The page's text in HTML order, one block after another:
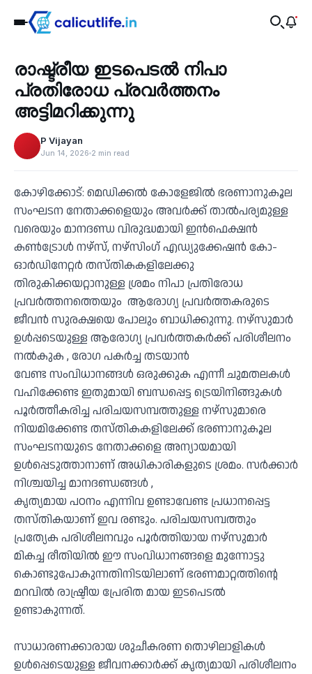
‹
Health
രാഷ്ട്രീയ ഇടപെടൽ നിപാ
പ്രതിരോധ പ്രവർത്തനം
അട്ടിമറിക്കുന്നു
P Vijayan
Jun 14, 2026 2 min read
കോഴിക്കോട്: മെഡിക്കൽ കോളേജിൽ ഭരണാനുകൂല
സംഘടന നേതാക്കളെയും അവർക്ക് താൽപര്യമുള്ള
വരെയും മാനദണ്ഡ വിരുദ്ധമായി ഇൻഫെക്ഷൻ
കൺട്രോൾ നഴ്സ്, നഴ്സിംഗ് എഡ്യുക്കേഷൻ കോ-
ഓർഡിനേറ്റർ തസ്തികകളിലേക്കു
തിരുകിക്കയറ്റാനുള്ള ശ്രമം നിപാ പ്രതിരോധ
പ്രവർത്തനത്തെയും ആരോഗ്യ പ്രവർത്തകരുടെ
ജീവൻ സുരക്ഷയെ പോലും ബാധിക്കുന്നു. നഴ്സുമാർ
ഉൾപ്പടെയുള്ള ആരോഗ്യ പ്രവർത്തകർക്ക് പരിശീലനം
നൽകുക , രോഗ പകർച്ച തടയാൻ
വേണ്ട സംവിധാനങ്ങൾ ഒരുക്കുക എന്നീ ചുമതലകൾ
വഹിക്കേണ്ട ഇതുമായി ബന്ധപ്പെട്ട ട്രെയിനിങ്ങുകൾ
പൂർത്തീകരിച്ച പരിചയസമ്പത്തുള്ള നഴ്സുമാരെ
നിയമിക്കേണ്ട തസ്തികകളിലേക്ക് ഭരണാനുകൂല
സംഘടനയുടെ നേതാക്കളെ അന്യായമായി
ഉൾപ്പെടുത്താനാണ് അധികാരികളുടെ ശ്രമം. സർക്കാർ
നിശ്ചയിച്ച മാനദണ്ഡങ്ങൾ ,
കൃത്യമായ പഠനം എന്നിവ ഉണ്ടാവേണ്ട പ്രധാനപ്പെട്ട
തസ്തികയാണ് ഇവ രണ്ടും. പരിചയസമ്പത്തും
പ്രത്യേക പരിശീലനവും പൂർത്തിയായ നഴ്സുമാർ
മികച്ച രീതിയിൽ ഈ സംവിധാനങ്ങളെ മുന്നോട്ടു
കൊണ്ടുപോകുന്നതിനിടയിലാണ് ഭരണമാറ്റത്തിന്റെ
മറവിൽ രാഷ്ട്രീയ പ്രേരിത മായ ഇടപെടൽ
ഉണ്ടാകുന്നത്.
സാധാരണക്കാരായ ശുചീകരണ തൊഴിലാളികൾ
ഉൾപ്പെടെയുള്ള ജീവനക്കാർക്ക് കൃത്യമായി പരിശീലനം